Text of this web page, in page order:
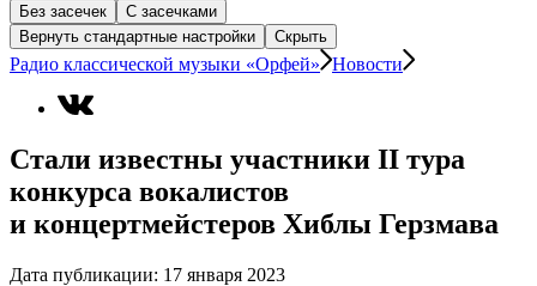
Без засечек
С засечками
Вернуть стандартные настройки
Скрыть
Радио классической музыки «Орфей» Новости
Стали известны участники II тура
конкурса вокалистов
и концертмейстеров Хиблы Герзмава
Дата публикации: 17 января 2023